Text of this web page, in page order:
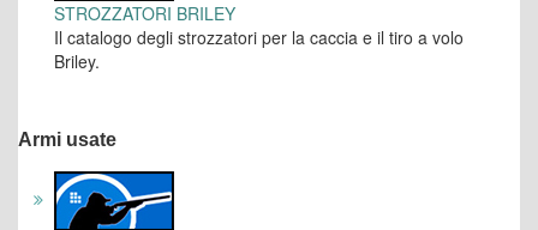
STROZZATORI BRILEY
Il catalogo degli strozzatori per la caccia e il tiro a volo
Briley.
Armi usate